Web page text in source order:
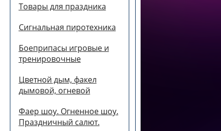
Товары для праздника
Сигнальная пиротехника
Боеприпасы игровые и
тренировочные
Цветной дым, факел
дымовой, огневой
Фаер шоу. Огненное шоу.
Праздничный салют.